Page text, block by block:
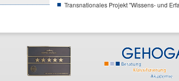
Transnationales Projekt "Wissens- und